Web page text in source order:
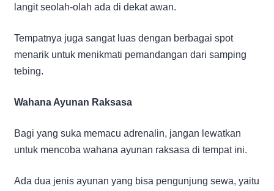
langit seolah-olah ada di dekat awan.
Tempatnya juga sangat luas dengan berbagai spot
menarik untuk menikmati pemandangan dari samping
tebing.
Wahana Ayunan Raksasa
Bagi yang suka memacu adrenalin, jangan lewatkan
untuk mencoba wahana ayunan raksasa di tempat ini.
Ada dua jenis ayunan yang bisa pengunjung sewa, yaitu